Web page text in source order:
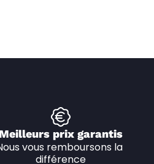
Meilleurs prix garantis
vous remboursons la
différence